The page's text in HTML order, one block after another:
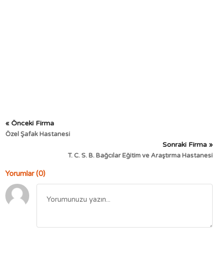
« Önceki Firma
Özel Şafak Hastanesi
Sonraki Firma »
T. C. S. B. Bağcılar Eğitim ve Araştırma Hastanesi
Yorumlar (0)